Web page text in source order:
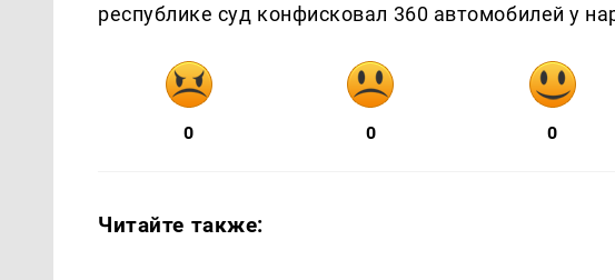
республике суд конфисковал 360 автомобилей у
0 0 0
Читайте также: